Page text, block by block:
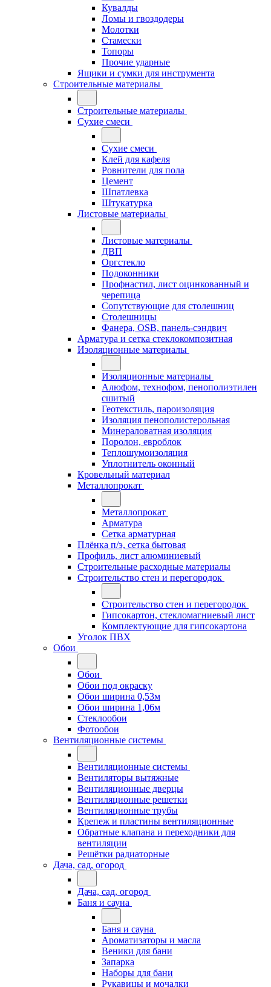
Кувалды
Ломы и гвоздодеры
Молотки
Стамески
Топоры
Прочие ударные
Ящики и сумки для инструмента
Строительные материалы
Строительные материалы
Сухие смеси
Сухие смеси
Клей для кафеля
Ровнители для пола
Цемент
Шпатлевка
Штукатурка
Листовые материалы
Листовые материалы
ДВП
Оргстекло
Подоконники
Профнастил, лист оцинкованный и
черепица
Сопутствующие для столешниц
Столешницы
Фанера, OSB, панель-сэндвич
Арматура и сетка стеклокомпозитная
Изоляционные материалы
Изоляционные материалы
Алюфом, технофом, пенополиэтилен
сшитый
Геотекстиль, пароизоляция
Изоляция пенополистерольная
Минераловатная изоляция
Поролон, евроблок
Теплошумоизоляция
Уплотнитель оконный
Кровельный материал
Металлопрокат
Металлопрокат
Арматура
Сетка арматурная
Плёнка п/э, сетка бытовая
Профиль, лист алюминиевый
Строительные расходные материалы
Строительство стен и перегородок
Строительство стен и перегородок
Гипсокартон, стекломагниевый лист
Комплектующие для гипсокартона
Уголок ПВХ
Обои
Обои
Обои под окраску
Обои ширина 0,53м
Обои ширина 1,06м
Стеклообои
Фотообои
Вентиляционные системы
Вентиляционные системы
Вентиляторы вытяжные
Вентиляционные дверцы
Вентиляционные решетки
Вентиляционные трубы
Крепеж и пластины вентиляционные
Обратные клапана и переходники для
вентиляции
Решётки радиаторные
Дача, сад, огород
Дача, сад, огород
Баня и сауна
Баня и сауна
Ароматизаторы и масла
Веники для бани
Запарка
Наборы для бани
Рукавицы и мочалки